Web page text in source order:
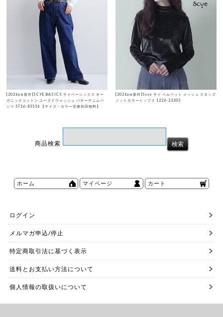
[2026aw新作]SCYE BASICS サイベーシックス オー
ガニックコットン ユーズドウォッシュ バギーデニムパ
ンツ 5726-83536 【サイズ・カラー交換初回無料】
[2026aw新作]Scye サイ ベルベット メッシュ スタッズ
ノットカラートップス 1226-23205
商品検索
ホーム マイページ カート
ログイン
メルマガ申込/停止
特定商取引法に基づく表示
送料とお支払い方法について
個人情報の取扱いについて